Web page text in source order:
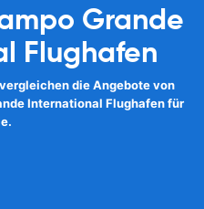
Grande
Flughafen
die Angebote von
International Flughafen für